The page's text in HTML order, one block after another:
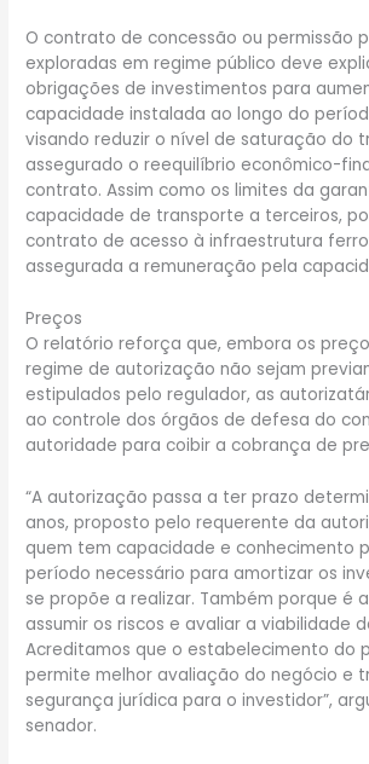
O contrato de concessão ou permissão
exploradas em regime público deve
obrigações de investimentos para
capacidade instalada ao longo do
visando reduzir o nível de saturação do
assegurado o reequilíbrio econômico-
contrato. Assim como os limites da
capacidade de transporte a terceiros,
contrato de acesso à infraestrutura
assegurada a remuneração pela
Preços
O relatório reforça que, embora os
regime de autorização não sejam
estipulados pelo regulador, as
ao controle dos órgãos de defesa do
autoridade para coibir a cobrança de
“A autorização passa a ter prazo
anos, proposto pelo requerente da
quem tem capacidade e conhecimento
período necessário para amortizar os
se propõe a realizar. Também porque é
assumir os riscos e avaliar a viabilidade
Acreditamos que o estabelecimento do
permite melhor avaliação do negócio e
segurança jurídica para o investidor”,
senador.